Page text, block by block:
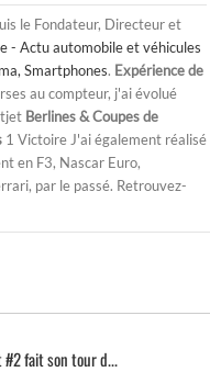
le Fondateur, Directeur et
- Actu automobile et véhicules
Smartphones. Expérience de
au compteur, j'ai évolué
Berlines & Coupes de
1 Victoire J'ai également réalisé
en F3, Nascar Euro,
par le passé. Retrouvez-
#2 fait son tour d...